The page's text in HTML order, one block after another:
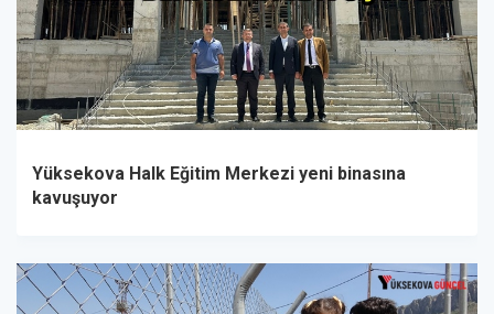
Yüksekova Halk Eğitim Merkezi yeni binasına
kavuşuyor